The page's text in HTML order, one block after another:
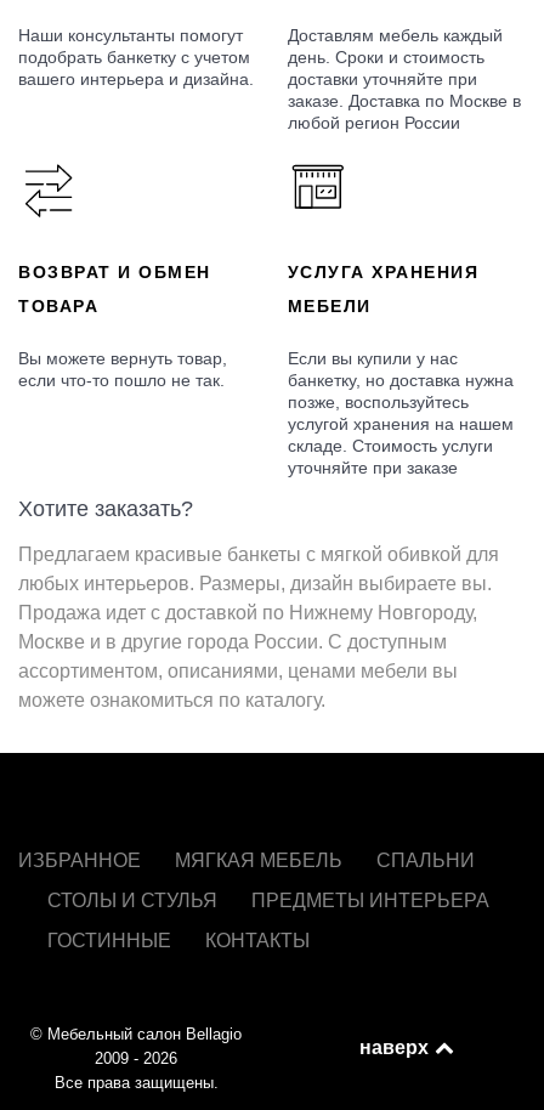
Наши консультанты помогут
подобрать банкетку с учетом
вашего интерьера и дизайна.
Доставлям мебель каждый
день. Сроки и стоимость
доставки уточняйте при
заказе. Доставка по Москве в
любой регион России
ВОЗВРАТ И ОБМЕН
ТОВАРА
Вы можете вернуть товар,
если что-то пошло не так.
УСЛУГА ХРАНЕНИЯ
МЕБЕЛИ
Если вы купили у нас
банкетку, но доставка нужна
позже, воспользуйтесь
услугой хранения на нашем
складе. Стоимость услуги
уточняйте при заказе
Хотите заказать?
Предлагаем красивые банкеты с мягкой обивкой для
любых интерьеров. Размеры, дизайн выбираете вы.
Продажа идет с доставкой по Нижнему Новгороду,
Москве и в другие города России. С доступным
ассортиментом, описаниями, ценами мебели вы
можете ознакомиться по каталогу.
ИЗБРАННОЕ МЯГКАЯ МЕБЕЛЬ
СПАЛЬНИ
СТОЛЫ И СТУЛЬЯ
ПРЕДМЕТЫ ИНТЕРЬЕРА
ГОСТИННЫЕ
КОНТАКТЫ
© Мебельный салон Bellagio
2009 - 2026
Все права защищены.
наверх